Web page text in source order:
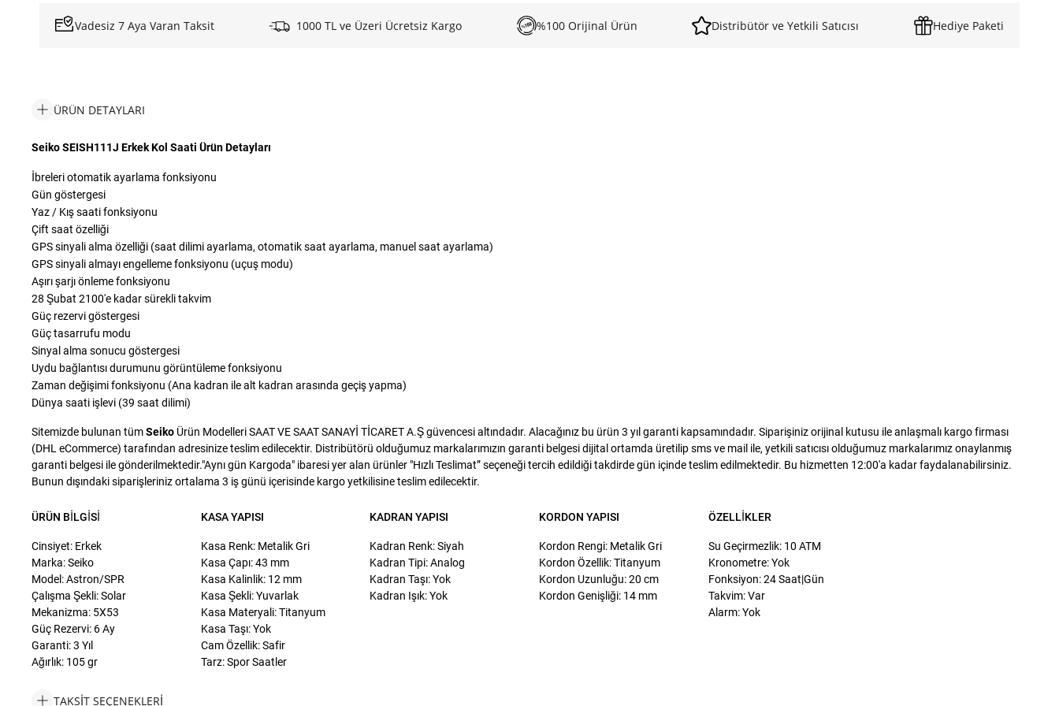
Vadesiz 7 Aya Varan Taksit 1000 TL ve Üzeri Ücretsiz Kargo %100 Orijinal Ürün Distribütör ve Yetkili Satıcısı Hediye Paketi
ÜRÜN DETAYLARI
Seiko SEISH111J Erkek Kol Saati Ürün Detayları
İbreleri otomatik ayarlama fonksiyonu
Gün göstergesi
Yaz / Kış saati fonksiyonu
Çift saat özelliği
GPS sinyali alma özelliği (saat dilimi ayarlama, otomatik saat ayarlama, manuel saat ayarlama)
GPS sinyali almayı engelleme fonksiyonu (uçuş modu)
Aşırı şarjı önleme fonksiyonu
28 Şubat 2100'e kadar sürekli takvim
Güç rezervi göstergesi
Güç tasarrufu modu
Sinyal alma sonucu göstergesi
Uydu bağlantısı durumunu görüntüleme fonksiyonu
Zaman değişimi fonksiyonu (Ana kadran ile alt kadran arasında geçiş yapma)
Dünya saati işlevi (39 saat dilimi)
Sitemizde bulunan tümSeiko Ürün Modelleri SAAT VE SAAT SANAYİ TİCARET A.Ş güvencesi altındadır. Alacağınız bu ürün 3 yıl garanti kapsamındadır. Siparişiniz orijinal kutusu ile anlaşmalı kargo firması
(DHL eCommerce) tarafından adresinize teslim edilecektir. Distribütörü olduğumuz markalarımızın garanti belgesi dijital ortamda üretilip sms ve mail ile, yetkili satıcısı olduğumuz markalarımız onaylanmış
garanti belgesi ile gönderilmektedir."Aynı gün Kargoda" ibaresi yer alan ürünler "Hızlı Teslimat” seçeneği tercih edildiği takdirde gün içinde teslim edilmektedir. Bu hizmetten 12:00'a kadar faydalanabilirsiniz.
Bunun dışındaki siparişleriniz ortalama 3 iş günü içerisinde kargo yetkilisine teslim edilecektir.
ÜRÜN BILGISI
Cinsiyet: Erkek
Marka: Seiko
Model: Astron/SPR
Çalışma Şekli: Solar
Mekanizma: 5X53
Güç Rezervi: 6 Ay
Garanti: 3 Yıl
Ağırlık: 105 gr
KASA YAPISI
Kasa Renk: Metalik Gri
Kasa Çapı: 43 mm
Kasa Kalinlik: 12 mm
Kasa Şekli: Yuvarlak
Kasa Materyali: Titanyum
Kasa Taşı: Yok
Cam Özellik: Safir
Tarz: Spor Saatler
KADRAN YAPISI
Kadran Renk: Siyah
Kadran Tipi: Analog
Kadran Taşı: Yok
Kadran Işık: Yok
KORDON YAPISI
Kordon Rengi: Metalik Gri
Kordon Özellik: Titanyum
Kordon Uzunluğu: 20 cm
Kordon Genişliği: 14 mm
ÖZELLIKLER
Su Geçirmezlik: 10 ATM
Kronometre: Yok
Fonksiyon: 24 Saat|Gün
Takvim: Var
Alarm: Yok
TAKSIT SEÇENEKLERI